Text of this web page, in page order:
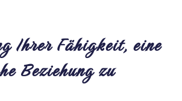
Ihrer Fähigkeit, eine
Beziehung zu